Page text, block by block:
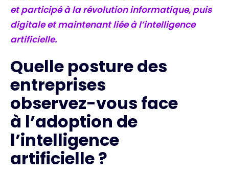
et participé à la révolution informatique, puis
digitale et maintenant liée à l’intelligence
artificielle.
Quelle posture des
entreprises
observez-vous face
à l’adoption de
l’intelligence
artificielle ?